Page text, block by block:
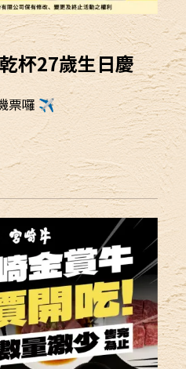
杯27歲生日慶
票囉 ✈